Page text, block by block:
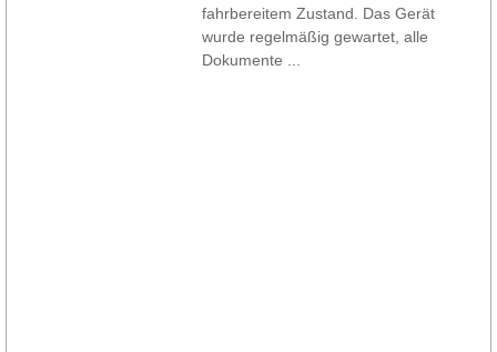
fahrbereitem Zustand. Das Gerät
wurde regelmäßig gewartet, alle
Dokumente ...